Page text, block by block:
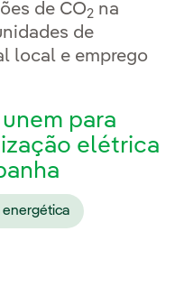
de CO2 na
de
local e emprego
para
elétrica
energética